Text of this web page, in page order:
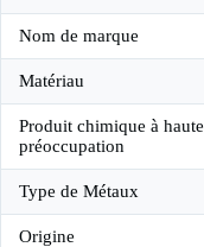
Nom de marque
Matériau
Produit chimique à haute
préoccupation
Type de Métaux
Origine